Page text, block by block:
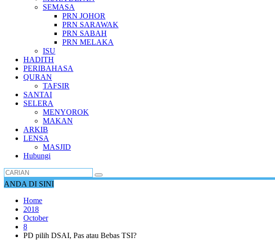
SEMASA
PRN JOHOR
PRN SARAWAK
PRN SABAH
PRN MELAKA
ISU
HADITH
PERIBAHASA
QURAN
TAFSIR
SANTAI
SELERA
MENYOROK
MAKAN
ARKIB
LENSA
MASJID
Hubungi
ANDA DI SINI
Home
2018
October
8
PD pilih DSAI, Pas atau Bebas TSI?